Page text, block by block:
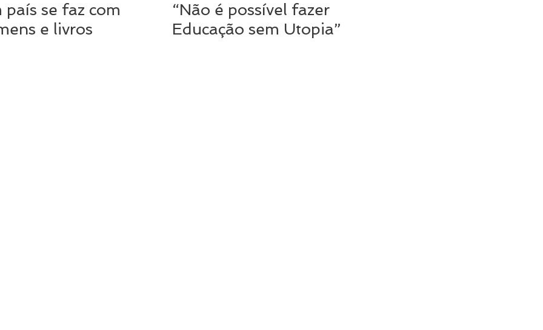
país se faz com
e livros
“Não é possível fazer
Educação sem Utopia”